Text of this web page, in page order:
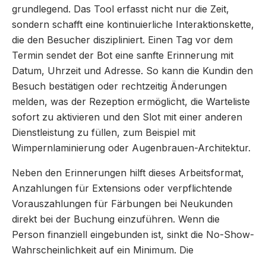
grundlegend. Das Tool erfasst nicht nur die Zeit,
sondern schafft eine kontinuierliche Interaktionskette,
die den Besucher diszipliniert. Einen Tag vor dem
Termin sendet der Bot eine sanfte Erinnerung mit
Datum, Uhrzeit und Adresse. So kann die Kundin den
Besuch bestätigen oder rechtzeitig Änderungen
melden, was der Rezeption ermöglicht, die Warteliste
sofort zu aktivieren und den Slot mit einer anderen
Dienstleistung zu füllen, zum Beispiel mit
Wimpernlaminierung oder Augenbrauen-Architektur.
Neben den Erinnerungen hilft dieses Arbeitsformat,
Anzahlungen für Extensions oder verpflichtende
Vorauszahlungen für Färbungen bei Neukunden
direkt bei der Buchung einzuführen. Wenn die
Person finanziell eingebunden ist, sinkt die No-Show-
Wahrscheinlichkeit auf ein Minimum. Die